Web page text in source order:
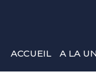
ACCUEIL A LA